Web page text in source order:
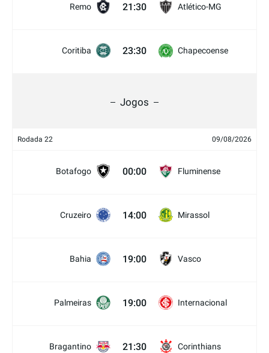
Remo 21:30 Atlético-MG
Coritiba 23:30 Chapecoense
Jogos
Rodada 22 09/08/2026
Botafogo 00:00 Fluminense
Cruzeiro 14:00 Mirassol
Bahia 19:00 Vasco
Palmeiras 19:00 Internacional
Bragantino 21:30 Corinthians